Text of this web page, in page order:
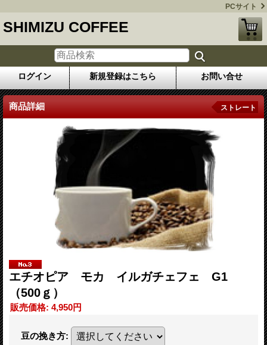
PCサイト
SHIMIZU COFFEE
ログイン 新規登録はこちら お問い合せ
商品詳細 ストレート
エチオピア モカ イルガチェフェ G1
（500ｇ）
販売価格: 4,950円
豆の挽き方: